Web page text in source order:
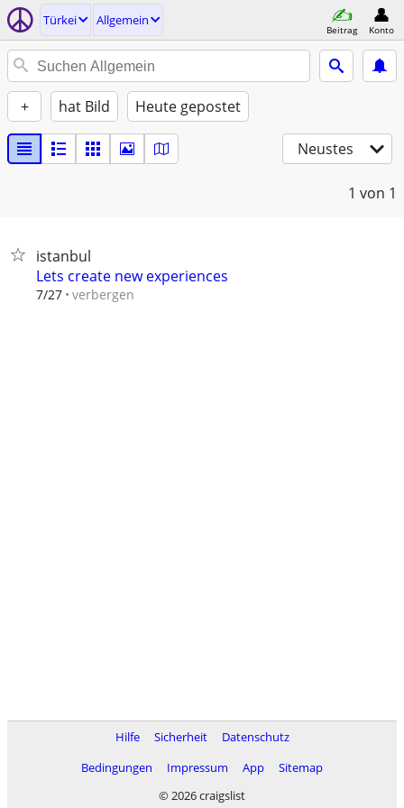
Türkei Allgemein
Beitrag Konto
+ hat Bild Heute gepostet
Neustes
1 von 1
istanbul
Lets create new experiences
7/27 verbergen
Hilfe Sicherheit
Datenschutz
Bedingungen
Impressum App
Sitemap
© 2026 craigslist